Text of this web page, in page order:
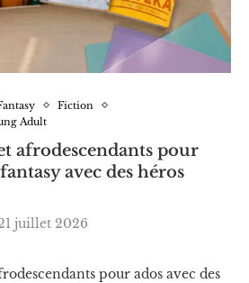
Fiction
Adult
afrodescendants pour
avec des héros
juillet 2026
pour ados avec des